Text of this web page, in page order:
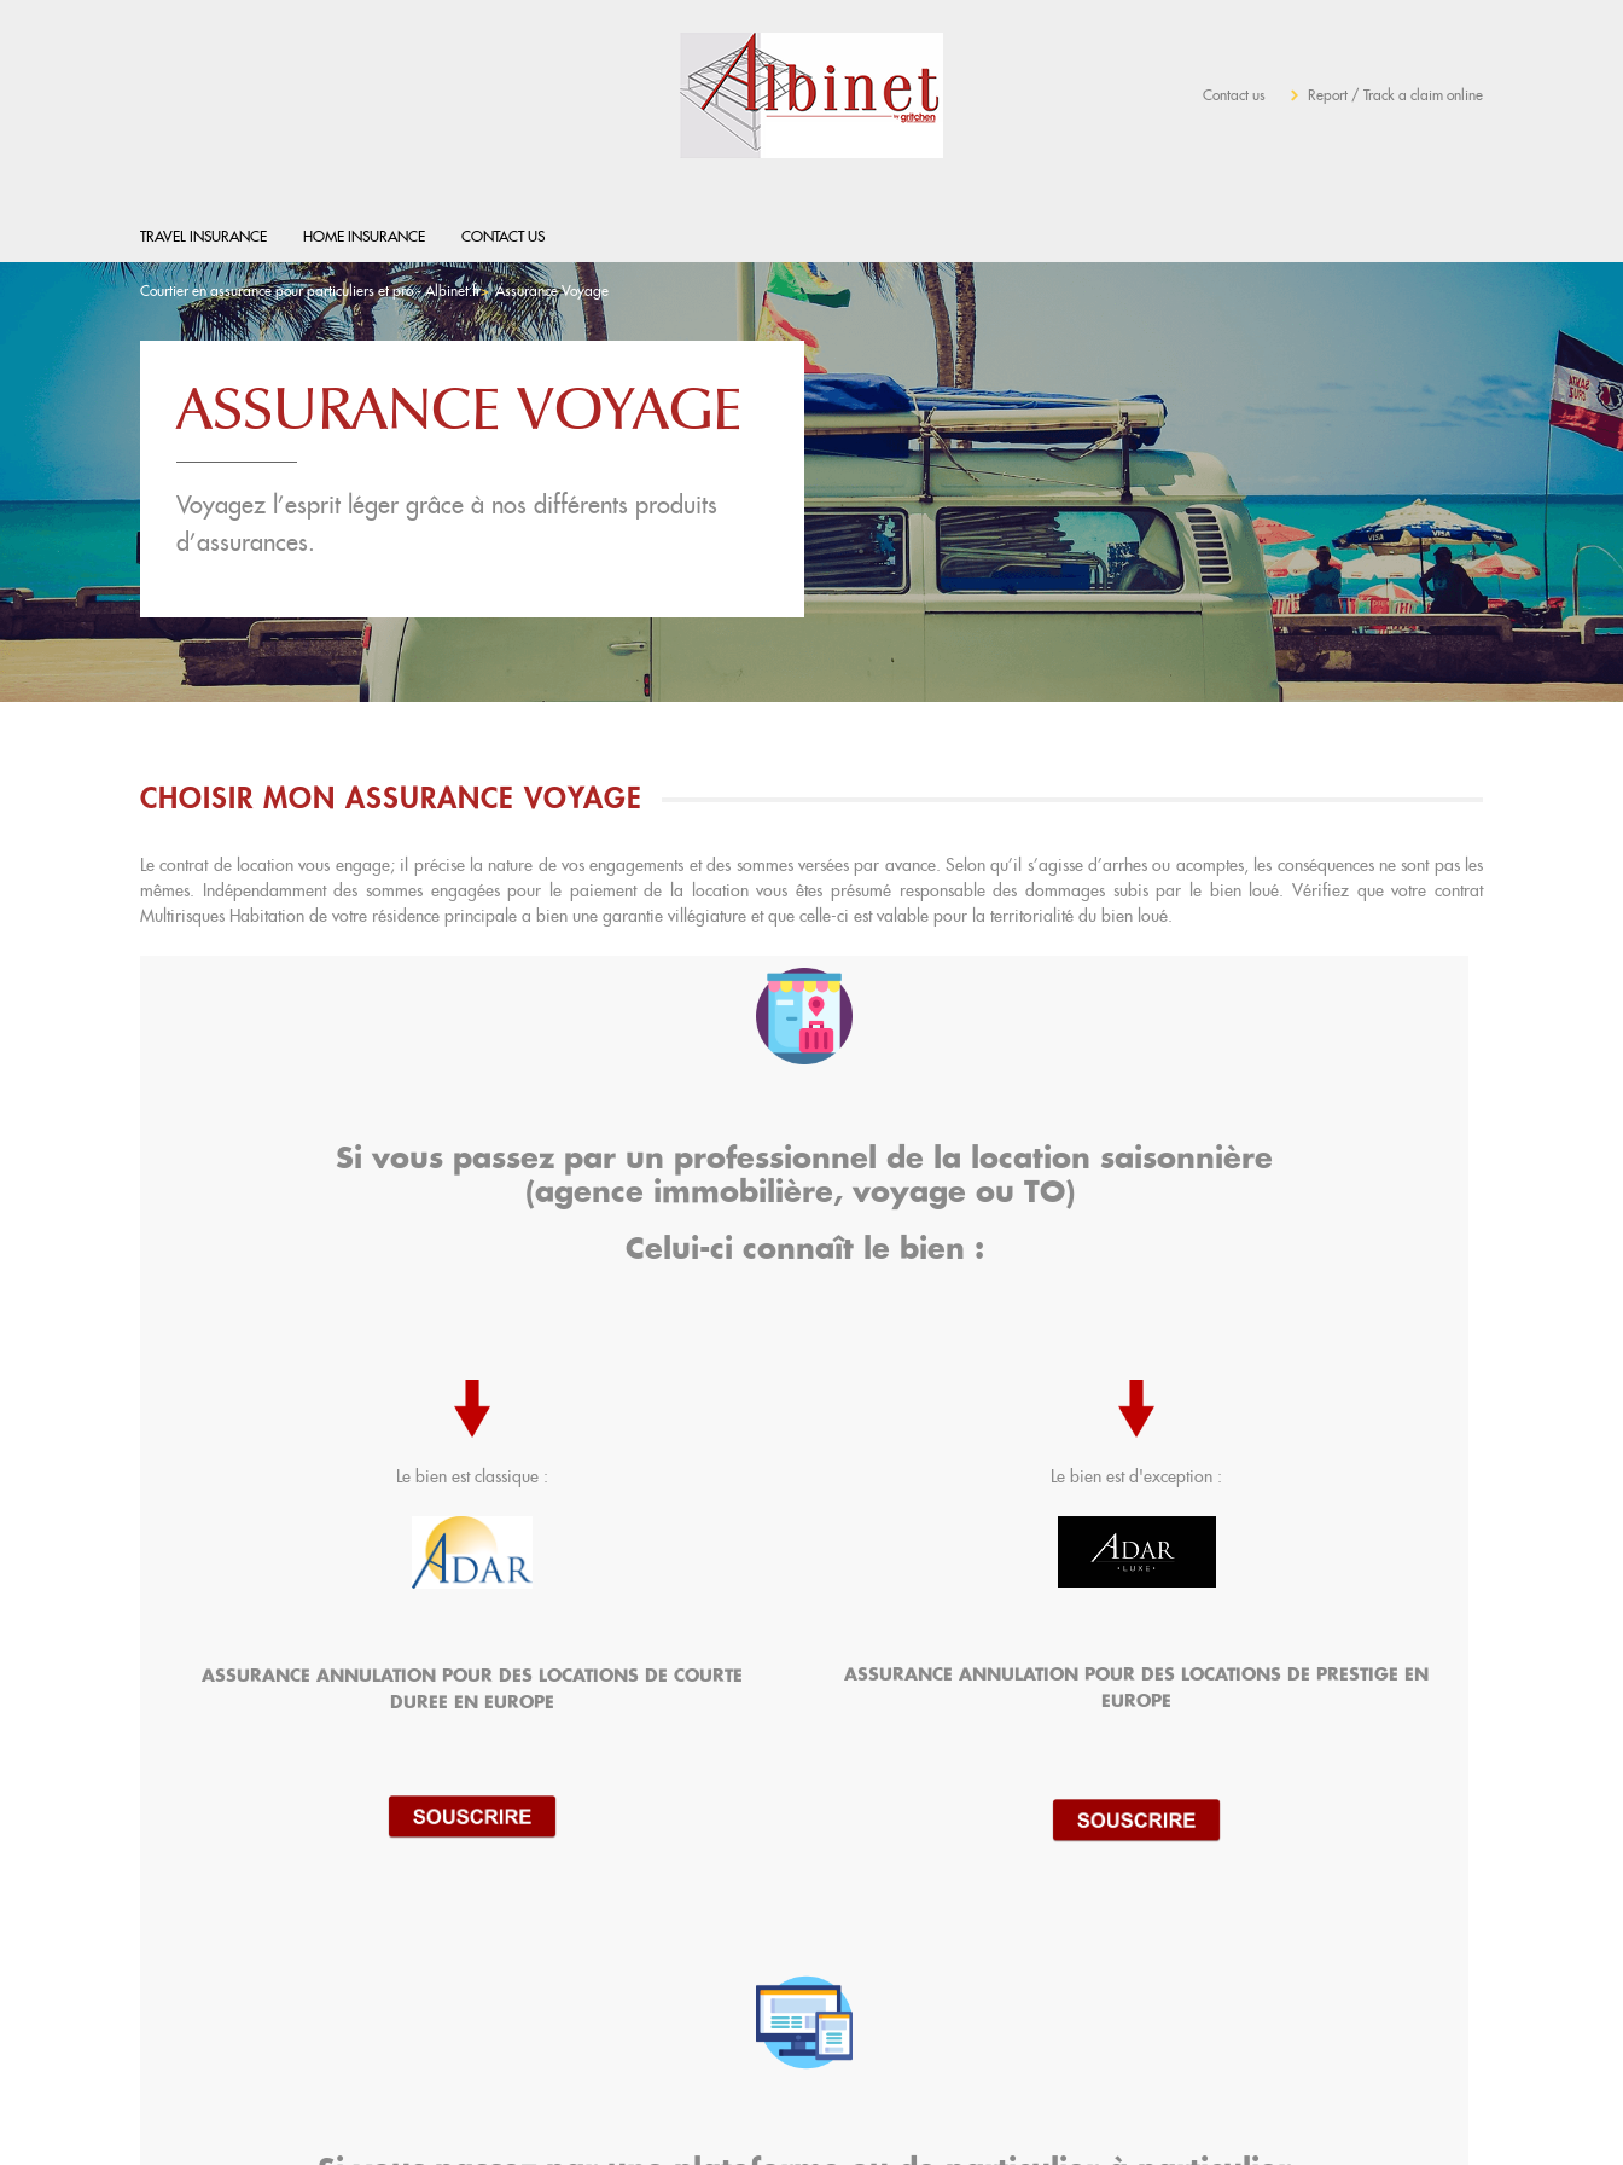
Contact us Report / Track a claim online
TRAVEL INSURANCE HOME INSURANCE CONTACT US
Courtier en assurance pour particuliers et pro - Albinet.fr Assurance Voyage
ASSURANCE VOYAGE
Voyagez l’esprit léger grâce à nos différents produits
d’assurances.
CHOISIR MON ASSURANCE VOYAGE
Le contrat de location vous engage; il précise la nature de vos engagements et des sommes versées par avance. Selon qu’il s’agisse d’arrhes ou acomptes, les conséquences ne sont pas les
mêmes. Indépendamment des sommes engagées pour le paiement de la location vous êtes présumé responsable des dommages subis par le bien loué. Vérifiez que votre contrat
Multirisques Habitation de votre résidence principale a bien une garantie villégiature et que celle-ci est valable pour la territorialité du bien loué.
Si vous passez par un professionnel de la location saisonnière
(agence immobilière, voyage ou TO)
Celui-ci connaît le bien :
Le bien est classique :
ASSURANCE ANNULATION POUR DES LOCATIONS DE COURTE
DUREE EN EUROPE
Le bien est d'exception :
ASSURANCE ANNULATION POUR DES LOCATIONS DE PRESTIGE EN
EUROPE